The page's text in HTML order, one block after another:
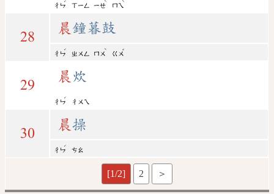
ㄔㄣ ㄒㄧㄥ ㄧㄝ ㄇㄟ
28
晨 鐘暮鼓
ㄔㄣ
ˊ
ㄓㄨㄥ ㄇㄨ
ˋ
ㄍㄨ
ˇ
29
晨 炊
ㄔㄣ
ˊ
ㄔㄨㄟ
30
晨 操
ㄔㄣ
ˊ
ㄘㄠ
[1/2] 2 ＞